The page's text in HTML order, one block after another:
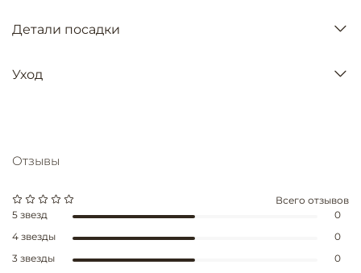
Детали посадки
Уход
Отзывы
Всего отзывов
5 звезд
0
4 звезды
0
3 звезды
0